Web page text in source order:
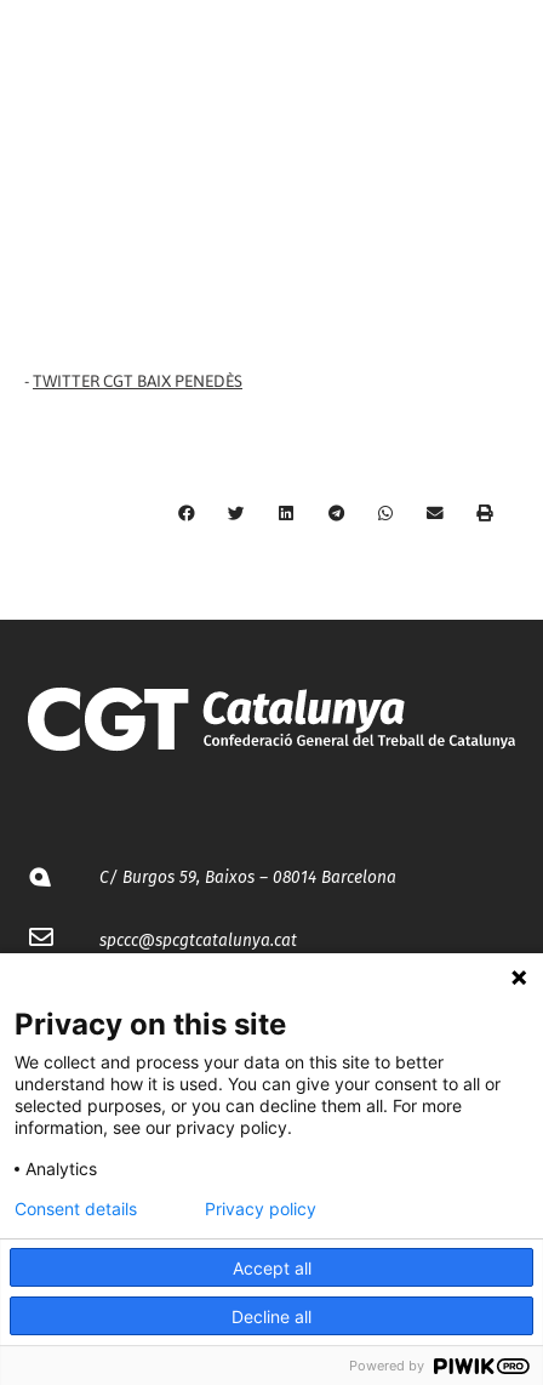
-TWITTER CGT BAIX PENEDÈS
C/ Burgos 59, Baixos – 08014 Barcelona
spccc@spcgtcatalunya.cat
@CGTCatalunya
cgtcatalunya
CGTCatalunya
cgtcatalunya
Desenvolupat per
Privacy on this site
We collect and process your data on this site to better
understand how it is used. You can give your consent to all or
selected purposes, or you can decline them all. For more
information, see our privacy policy.
Analytics
Accept all
Decline all
Consent details Privacy policy
Powered by